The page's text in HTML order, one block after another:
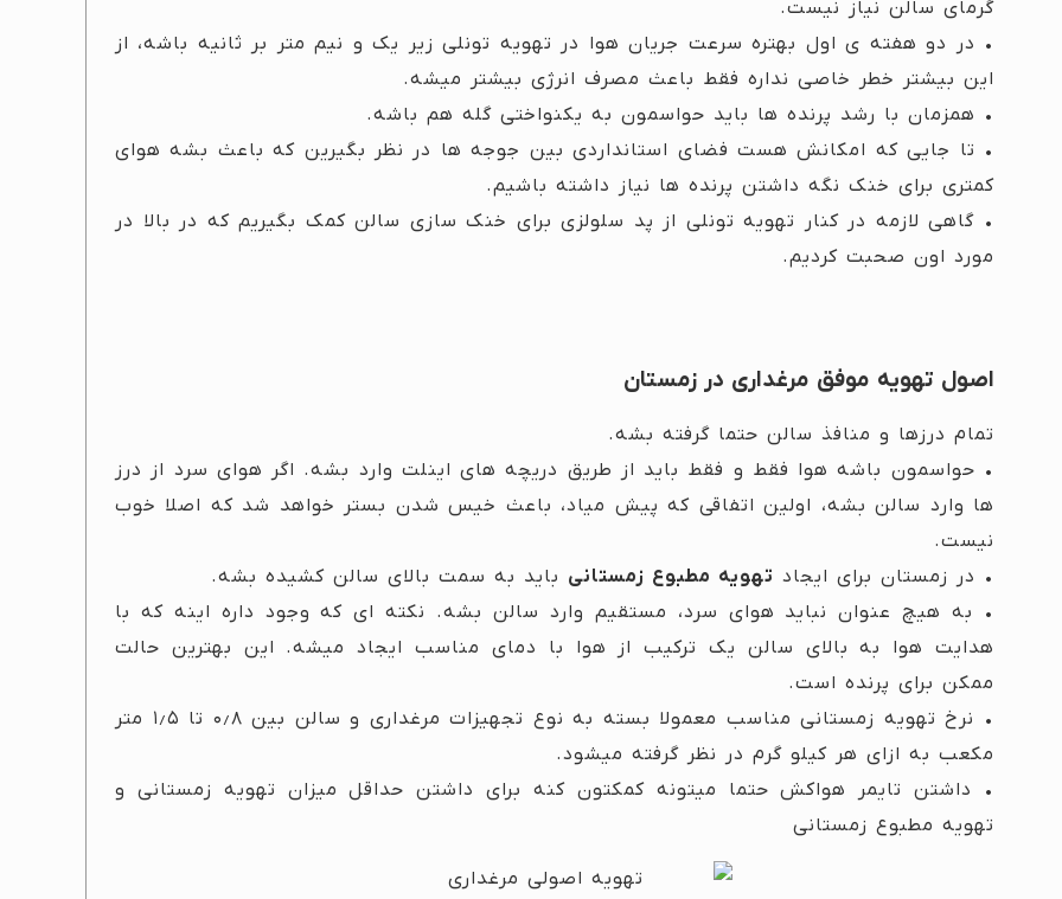
گرمای سالن نیاز نیست.
• در دو هفته ی اول بهتره سرعت جریان هوا در تهویه تونلی زیر یک و نیم متر بر ثانیه باشه، از
این بیشتر خطر خاصی نداره فقط باعث مصرف انرژی بیشتر میشه.
• همزمان با رشد پرنده ها باید حواسمون به یکنواختی گله هم باشه.
• تا جایی که امکانش هست فضای استانداردی بین جوجه ها در نظر بگیرین که باعث بشه هوای
کمتری برای خنک نگه داشتن پرنده ها نیاز داشته باشیم.
• گاهی لازمه در کنار تهویه تونلی از پد سلولزی برای خنک سازی سالن کمک بگیریم که در بالا در
مورد اون صحبت کردیم.
اصول تهویه موفق مرغداری در زمستان
تمام درزها و منافذ سالن حتما گرفته بشه.
• حواسمون باشه هوا فقط و فقط باید از طریق دریچه های اینلت وارد بشه. اگر هوای سرد از درز
ها وارد سالن بشه، اولین اتفاقی که پیش میاد، باعث خیس شدن بستر خواهد شد که اصلا خوب
نیست.
• در زمستان برای ایجاد تهویه مطبوع زمستانی باید به سمت بالای سالن کشیده بشه.
• به هیچ عنوان نباید هوای سرد، مستقیم وارد سالن بشه. نکته ای که وجود داره اینه که با
هدایت هوا به بالای سالن یک ترکیب از هوا با دمای مناسب ایجاد میشه. این بهترین حالت
ممکن برای پرنده است.
• نرخ تهویه زمستانی مناسب معمولا بسته به نوع تجهیزات مرغداری و سالن بین ۰٫۸ تا ۱٫۵ متر
مکعب به ازای هر کیلو گرم در نظر گرفته میشود.
• داشتن تایمر هواکش حتما میتونه کمکتون کنه برای داشتن حداقل میزان تهویه زمستانی و
تهویه مطبوع زمستانی